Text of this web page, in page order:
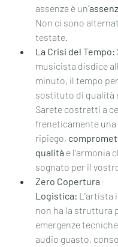
assenza è un'
Non ci sono
testate.
La Crisi del Tempo:
musicista disdice
minuto, il tempo
sostituto di qualità
Sarete costretti a
freneticamente
ripiego,
qualità e l'armonia
sognato per il
Zero Copertura
Logistica: L'artista
non ha la struttura
emergenze
audio guasto,